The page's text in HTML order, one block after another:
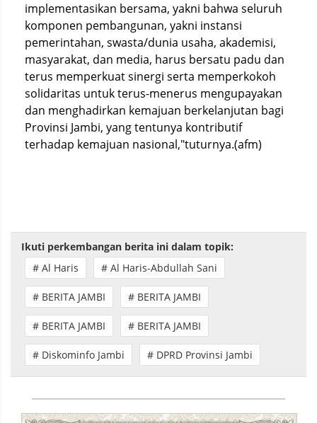
implementasikan bersama, yakni bahwa seluruh
komponen pembangunan, yakni instansi
pemerintahan, swasta/dunia usaha, akademisi,
masyarakat, dan media, harus bersatu padu dan
terus memperkuat sinergi serta memperkokoh
solidaritas untuk terus-menerus mengupayakan
dan menghadirkan kemajuan berkelanjutan bagi
Provinsi Jambi, yang tentunya kontributif
terhadap kemajuan nasional,"tuturnya.(afm)
Ikuti perkembangan berita ini dalam topik:
# Al Haris
# Al Haris-Abdullah Sani
# BERITA JAMBI # BERITA JAMBI
# BERITA JAMBI # BERITA JAMBI
# Diskominfo Jambi # DPRD Provinsi Jambi